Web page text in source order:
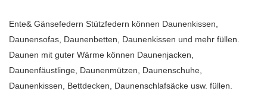
Ente& Gänsefedern Stützfedern können Daunenkissen,
Daunensofas, Daunenbetten, Daunenkissen und mehr füllen.
Daunen mit guter Wärme können Daunenjacken,
Daunenfäustlinge, Daunenmützen, Daunenschuhe,
Daunenkissen, Bettdecken, Daunenschlafsäcke usw. füllen.
herausragende Vorteile in